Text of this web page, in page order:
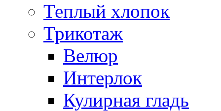
Теплый хлопок
Трикотаж
Велюр
Интерлок
Кулирная гладь